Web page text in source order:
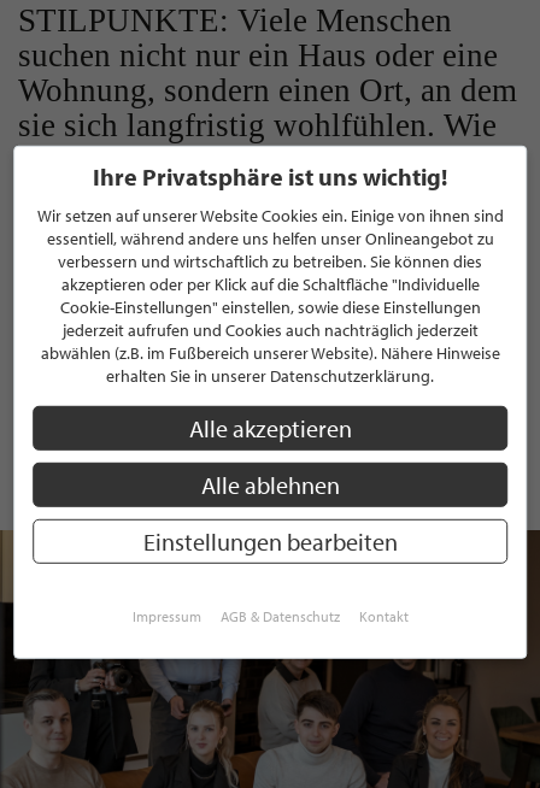
STILPUNKTE: Viele Menschen
suchen nicht nur ein Haus oder eine
Wohnung, sondern einen Ort, an dem
sie sich langfristig wohlfühlen. Wie
wichtig ist dieser emotionale Aspekt
bei Ihrer täglichen Arbeit?
Sandra Fischer:Der emotionale Aspekt spielt eine sehr große
Rolle. Denn eine Immobilie ist weit mehr als nur ein Gebäude –
sie ist ein Zuhause, ein Lebensmittelpunkt und oft auch eine
Investition für die Zukunft. Deshalb höre ich meinen Kunden
genau zu und versuche zu verstehen, was ihnen wirklich
wichtig ist. Es geht nicht nur darum, die richtige Anzahl an
Zimmern oder die passende Lage zu finden, sondern einen Ort,
an dem sie sich wohlfühlen und ihre Zukunft sehen. Wenn
meine Kunden am Ende sagen: „Das fühlt sich nach Zuhause
an“, dann weiß ich, dass ich meine Arbeit gut gemacht habe.
Ihre Privatsphäre ist uns wichtig!
Wir setzen auf unserer Website Cookies ein. Einige von ihnen sind
essentiell, während andere uns helfen unser Onlineangebot zu
verbessern und wirtschaftlich zu betreiben. Sie können dies
akzeptieren oder per Klick auf die Schaltfläche "Individuelle
Cookie-Einstellungen" einstellen, sowie diese Einstellungen
jederzeit aufrufen und Cookies auch nachträglich jederzeit
abwählen (z.B. im Fußbereich unserer Website). Nähere Hinweise
erhalten Sie in unserer Datenschutzerklärung.
Alle akzeptieren
Alle ablehnen
Einstellungen bearbeiten
Impressum AGB & Datenschutz Kontakt